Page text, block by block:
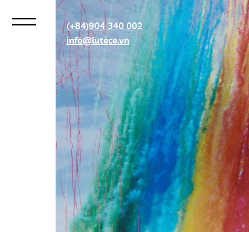
(+84)904 340 002
info@lutece.vn